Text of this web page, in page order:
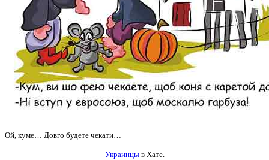
Ой, куме… Довго будете чекати…
Украинцыв Хате.